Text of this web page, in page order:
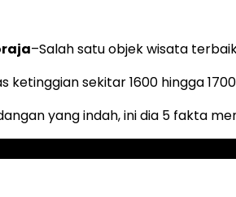
–Salah satu objek wisata
ketinggian sekitar 1600 hingga
yang indah, ini dia 5 fakta